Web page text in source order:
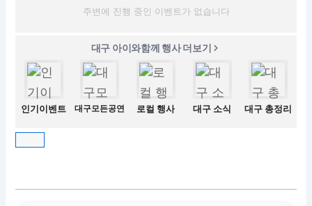
주변에 진행 중인 이벤트가 없습니다
대구 아이와함께 행사 더보기
인기이벤트 대구모든공연 로컬 행사 대구 소식 대구 총정리